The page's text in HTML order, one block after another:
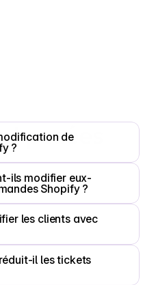
posées
de
?
ils modifier eux-
Shopify ?
les clients avec
il les tickets